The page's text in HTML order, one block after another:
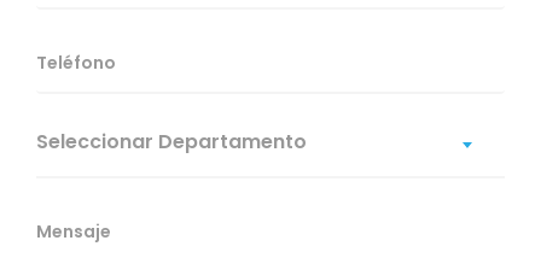
Seleccionar Departamento